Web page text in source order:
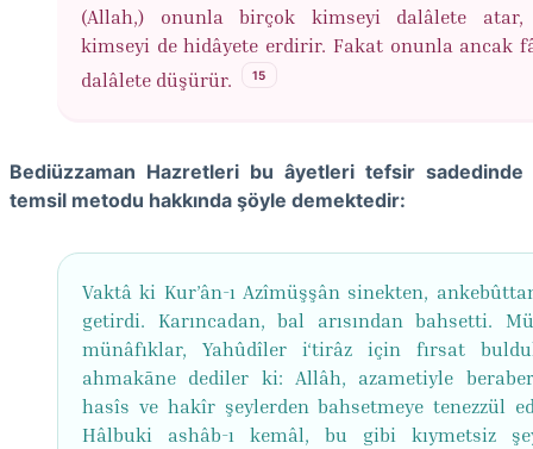
(Allah,) onunla birçok kimseyi dalâlete atar,
kimseyi de hidâyete erdirir. Fakat onunla ancak
dalâlete düşürür.
15
Bediüzzaman Hazretleri bu âyetleri tefsir sadedinde
temsil metodu hakkında şöyle demektedir:
Vaktâ ki Kur’ân-ı Azîmüşşân sinekten,
getirdi. Karıncadan, bal arısından bahsetti.
münâfıklar, Yahûdîler i‘tirâz için fırsat
ahmakāne dediler ki: Allâh, azametiyle
hasîs ve hakîr şeylerden bahsetmeye tenezzül
Hâlbuki ashâb-ı kemâl, bu gibi kıymetsiz